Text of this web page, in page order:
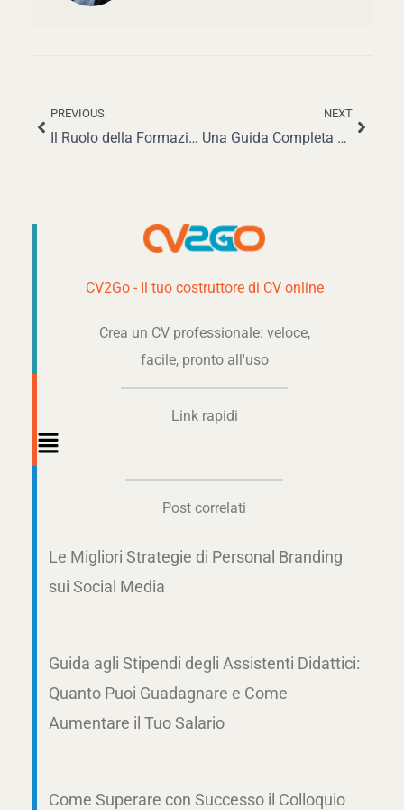
Precedente
PREVIOUS
Il Ruolo della Formazione sulla Diversità per Studenti Universitari e Datori di Lavoro nel 2025
NEXT
Una Guida Completa per i Neolaureati per Ottenere il Primo Lavoro nel 2025
CV2Go - Il tuo costruttore di CV online
Crea un CV professionale: veloce,
facile, pronto all'uso
Link rapidi
Main
Post correlati
Le Migliori Strategie di Personal Branding
sui Social Media
Guida agli Stipendi degli Assistenti Didattici:
Quanto Puoi Guadagnare e Come
Aumentare il Tuo Salario
Come Superare con Successo il Colloquio